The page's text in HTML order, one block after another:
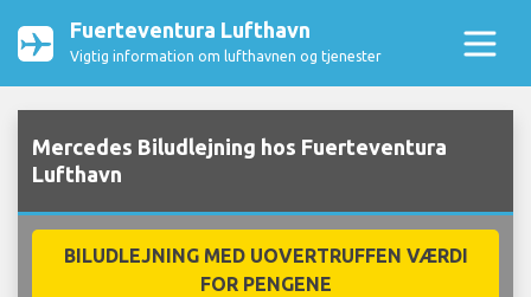
Fuerteventura Lufthavn
Vigtig information om lufthavnen og tjenester
Mercedes Biludlejning hos Fuerteventura
Lufthavn
BILUDLEJNING MED UOVERTRUFFEN VÆRDI
FOR PENGENE